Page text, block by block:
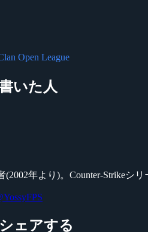
Open League
いた人
(2002年より)。Counter-Strike
ェアする